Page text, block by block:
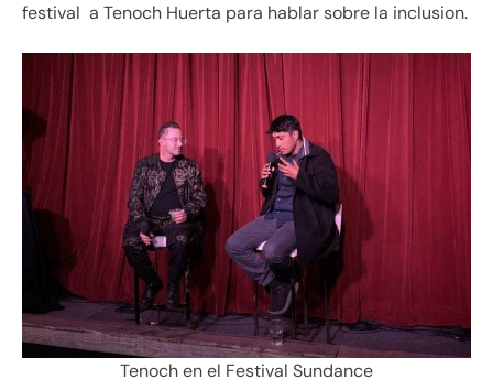
festival a Tenoch Huerta para hablar sobre la inclusion.
Tenoch en el Festival Sundance